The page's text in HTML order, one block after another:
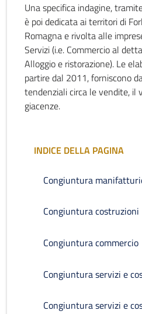
Una specifica indagine,
è poi dedicata ai territori di
Romagna e rivolta alle
Servizi (i.e. Commercio al
Alloggio e ristorazione). Le
partire dal 2011, forniscono
tendenziali circa le vendite, il
giacenze.
INDICE DELLA PAGINA
Congiuntura
Congiuntura costruzioni
Congiuntura commercio
Congiuntura servizi e
Congiuntura servizi e